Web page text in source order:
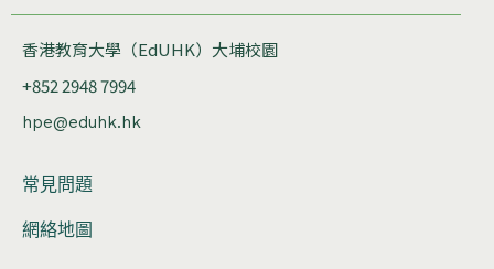
香港教育大學（EdUHK）大埔校園
+852 2948 7994
hpe@eduhk.hk
常見問題
網絡地圖